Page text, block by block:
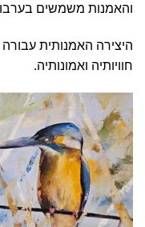
והאמנות משמשים
היצירה האמנותית
חוויותיה ואמונותיה.